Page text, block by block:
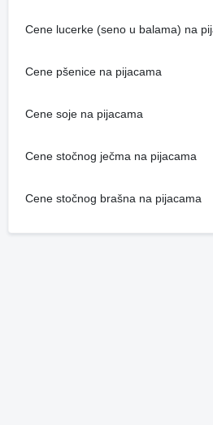
Cene lucerke (seno u balama) na
Cene pšenice na pijacama
Cene soje na pijacama
Cene stočnog ječma na pijacama
Cene stočnog brašna na pijacama